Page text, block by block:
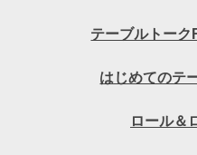
テーブルトーク
はじめてのテ
ロール＆